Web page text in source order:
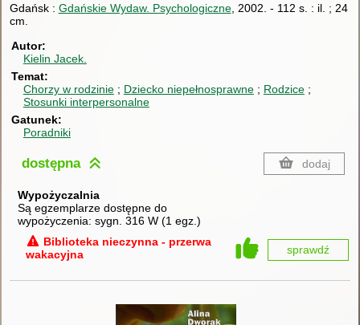
Gdańsk : Gdańskie Wydaw. Psychologiczne, 2002. - 112 s. : il. ; 24
cm.
Autor
Kielin Jacek.
Temat
Chorzy w rodzinie
Dziecko niepełnosprawne
Rodzice
Stosunki interpersonalne
Gatunek
Poradniki
dostępna dodaj
Wypożyczalnia
Są egzemplarze dostępne do
wypożyczenia: sygn. 316 W (1 egz. )
Biblioteka nieczynna - przerwa
wakacyjna
sprawdź